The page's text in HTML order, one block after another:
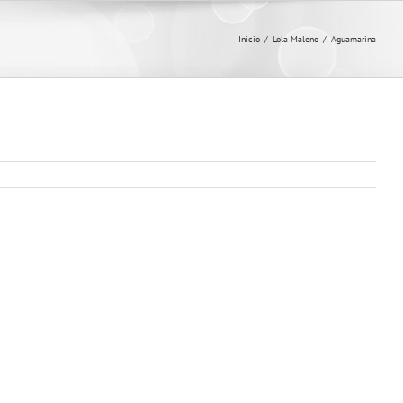
Inicio / Lola Maleno / Aguamarina